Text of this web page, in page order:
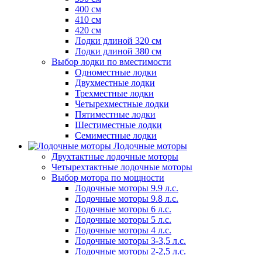
400 см
410 см
420 см
Лодки длиной 320 см
Лодки длиной 380 см
Выбор лодки по вместимости
Одноместные лодки
Двухместные лодки
Трехместные лодки
Четырехместные лодки
Пятиместные лодки
Шестиместные лодки
Семиместные лодки
Лодочные моторы
Двухтактные лодочные моторы
Четырехтактные лодочные моторы
Выбор мотора по мощности
Лодочные моторы 9.9 л.с.
Лодочные моторы 9.8 л.с.
Лодочные моторы 6 л.с.
Лодочные моторы 5 л.с.
Лодочные моторы 4 л.с.
Лодочные моторы 3-3,5 л.с.
Лодочные моторы 2-2,5 л.с.